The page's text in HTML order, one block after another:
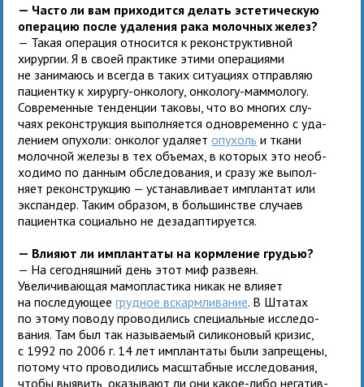
— Часто ли вам при­хо­дится делать эсте­ти­че­скую
опе­ра­цию после уда­ле­ния рака молоч­ных желез?
— Такая опе­ра­ция отно­сится к рекон­струк­тив­ной
хирур­гии. Я в своей прак­тике этими опе­ра­ци­ями
не зани­ма­юсь и все­гда в таких ситу­а­циях отправ­ляю
паци­ентку к хирургу-онко­логу, онко­логу-мам­мо­логу.
Современные тен­ден­ции таковы, что во мно­гих слу­
чаях рекон­струк­ция выпол­ня­ется одновре­менно с уда­
ле­нием опу­холи: онко­лог уда­ляетопу­холь и ткани
молоч­ной железы в тех объ­е­мах, в кото­рых это необ­
хо­димо по дан­ным обсле­до­ва­ния, и сразу же выпол­
няет рекон­струк­цию — уста­нав­ли­вает имплан­тат или
экс­пан­дер. Таким обра­зом, в боль­шин­стве слу­чаев
паци­ентка соци­ально не дез­адап­ти­руется.
— Влияют ли имплан­таты на корм­ле­ние грудью?
— На сего­дняш­ний день этот миф раз­веян.
Увеличиваю­щая мамо­пла­стика никак не вли­яет
на после­ду­ю­щеегруд­ное вскарм­ли­ва­ние. В Штатах
по этому поводу про­во­ди­лись спе­ци­аль­ные иссле­до­
ва­ния. Там был так назы­ва­е­мый сили­ко­но­вый кри­зис,
с 1992 по 2006 г. 14 лет имплан­таты были запре­щены,
потому что про­во­ди­лись мас­штаб­ные иссле­до­ва­ния,
чтобы выявить, ока­зы­вают ли они какое-либо нега­тив­